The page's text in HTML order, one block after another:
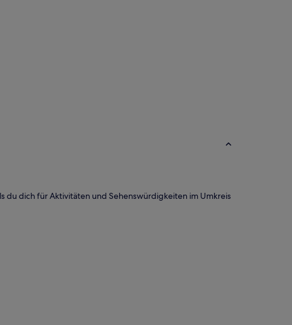
du dich für Aktivitäten und Sehenswürdigkeiten im Umkreis